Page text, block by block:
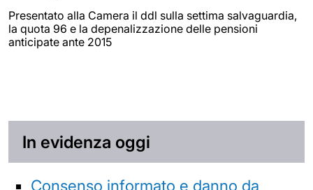
Presentato alla Camera il ddl sulla settima salvaguardia,
la quota 96 e la depenalizzazione delle pensioni
anticipate ante 2015
In evidenza oggi
Consenso informato e danno da